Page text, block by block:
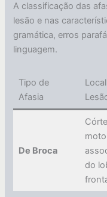
A classificação das
lesão e nas
gramática, erros
linguagem.
Tipo de
Afasia
De Broca
do